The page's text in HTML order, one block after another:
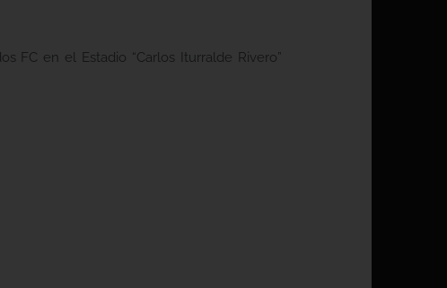
FC en el Estadio “Carlos Iturralde Rivero”